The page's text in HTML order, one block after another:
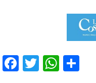
Facebook
Twitter